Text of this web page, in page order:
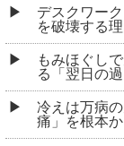
デスクワー
を破壊する
もみほぐし
る「翌日の過
冷えは万病
痛」を根本